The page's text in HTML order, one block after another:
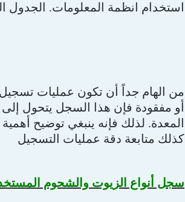
استخدام انظمة المعلومات. الجدول
من الهام جداً أن تكون عمليات تسجيل
أو مفقودة فإن هذا السجل يتحول
المعدة. لذلك فإنه ينبغي توضيح
كذلك متابعة دقة عمليات التسجيل
سجل أنواع الزيوت والشحوم